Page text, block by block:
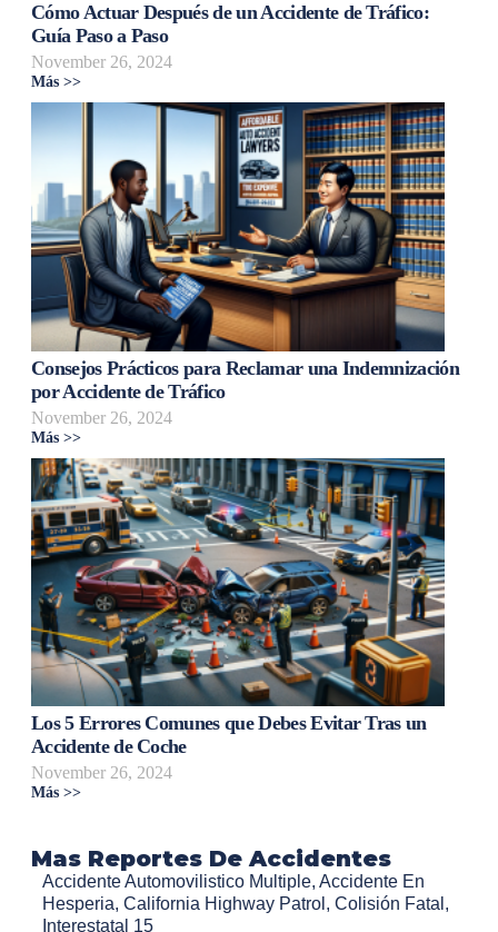
Cómo Actuar Después de un Accidente de Tráfico:
Guía Paso a Paso
November 26, 2024
Más >>
Consejos Prácticos para Reclamar una Indemnización
por Accidente de Tráfico
November 26, 2024
Más >>
Los 5 Errores Comunes que Debes Evitar Tras un
Accidente de Coche
November 26, 2024
Más >>
Mas Reportes De Accidentes
Accidente Automovilistico Multiple, Accidente En
Hesperia, California Highway Patrol , Colisión Fatal ,
Interestatal 15